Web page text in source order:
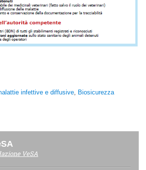
infettive e diffusive
Biosicurezza
VeSA